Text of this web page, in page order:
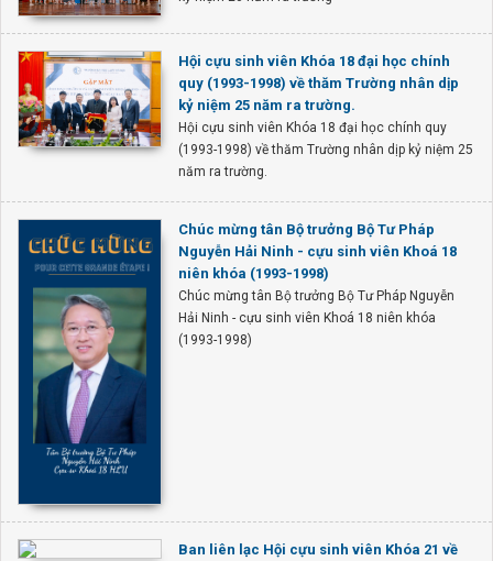
Hội cựu sinh viên Khóa 18 đại học chính
quy (1993-1998) về thăm Trường nhân dịp
kỷ niệm 25 năm ra trường.
Hội cựu sinh viên Khóa 18 đại học chính quy
(1993-1998) về thăm Trường nhân dịp kỷ niệm 25
năm ra trường.
Chúc mừng tân Bộ trưởng Bộ Tư Pháp
Nguyễn Hải Ninh - cựu sinh viên Khoá 18
niên khóa (1993-1998)
Chúc mừng tân Bộ trưởng Bộ Tư Pháp Nguyễn
Hải Ninh - cựu sinh viên Khoá 18 niên khóa
(1993-1998)
Ban liên lạc Hội cựu sinh viên Khóa 21 về